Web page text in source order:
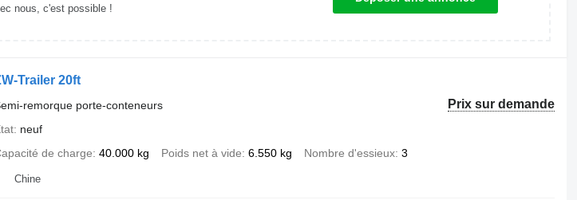
nous, c'est possible !
Trailer 20ft
Prix sur demande
remorque porte-conteneurs
neuf
de charge 40.000 kg Poids net à vide 6.550 kg Nombre d'essieux 3
Chine